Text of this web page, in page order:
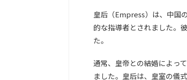
皇后（Empress）は、中国
的な指導者とされました。
た。
通常、皇帝との結婚によっ
ました。皇后は、皇室の儀